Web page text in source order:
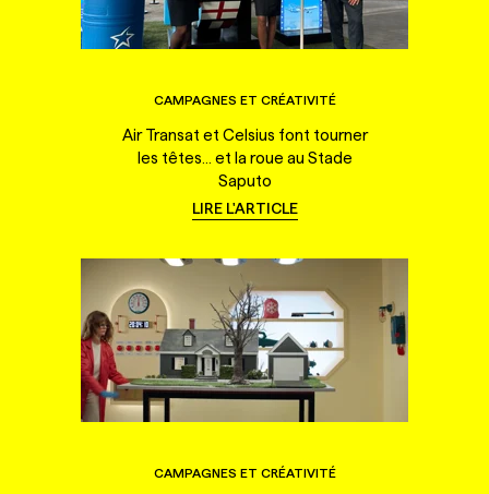
CAMPAGNES ET CRÉATIVITÉ
Air Transat et Celsius font tourner
les têtes... et la roue au Stade
Saputo
LIRE L'ARTICLE
CAMPAGNES ET CRÉATIVITÉ